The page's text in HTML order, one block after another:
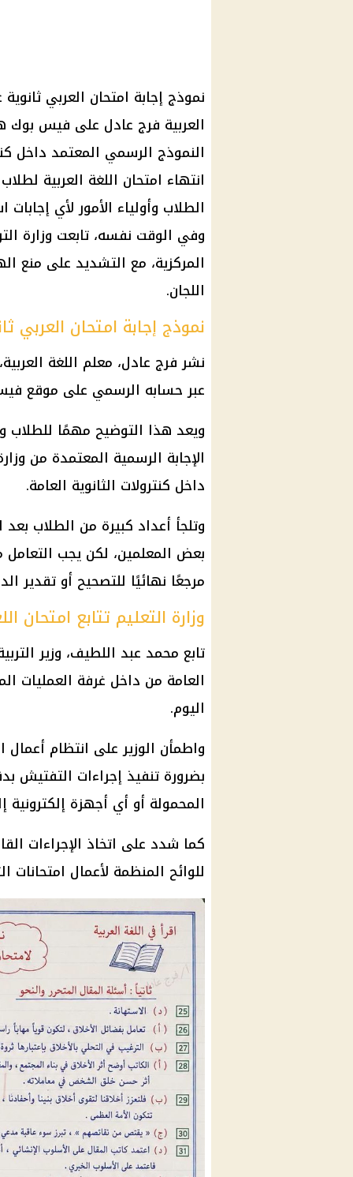
نموذج إجابة امتحان العربي ثانوية
العربية فرج عادل على فيس بوك
النموذج الرسمي المعتمد داخل
انتهاء امتحان اللغة العربية
الطلاب وأولياء الأمور لأي
وفي الوقت نفسه، تابعت وزارة
المركزية، مع التشديد على منع
اللجان.
نموذج إجابة امتحان العربي ثانوية
نشر فرج عادل، معلم اللغة
عبر حسابه الرسمي على موقع
ويعد هذا التوضيح مهمًا للطلاب
الإجابة الرسمية المعتمدة من
داخل كنترولات الثانوية العامة.
وتلجأ أعداد كبيرة من الطلاب بعد
بعض المعلمين، لكن يجب
مرجعًا نهائيًا للتصحيح أو تقدير
وزارة التعليم تتابع امتحان
تابع محمد عبد اللطيف، وزير
العامة من داخل غرفة العمليات
اليوم.
واطمأن الوزير على انتظام
بضرورة تنفيذ إجراءات التفتيش
المحمولة أو أي أجهزة إلكترونية
كما شدد على اتخاذ الإجراءات
للوائح المنظمة لأعمال امتحانات